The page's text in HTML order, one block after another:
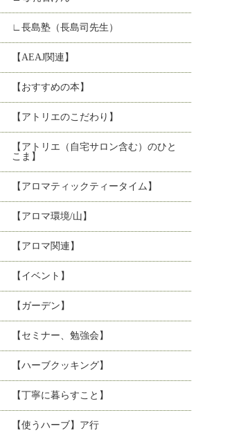
∟長島塾（長島司先生）
【AEAJ関連】
【おすすめの本】
【アトリエのこだわり】
【アトリエ（自宅サロン含む）のひと
こま】
【アロマティックティータイム】
【アロマ環境/山】
【アロマ関連】
【イベント】
【ガーデン】
【セミナー、勉強会】
【ハーブクッキング】
【丁寧に暮らすこと】
【使うハーブ】ア行